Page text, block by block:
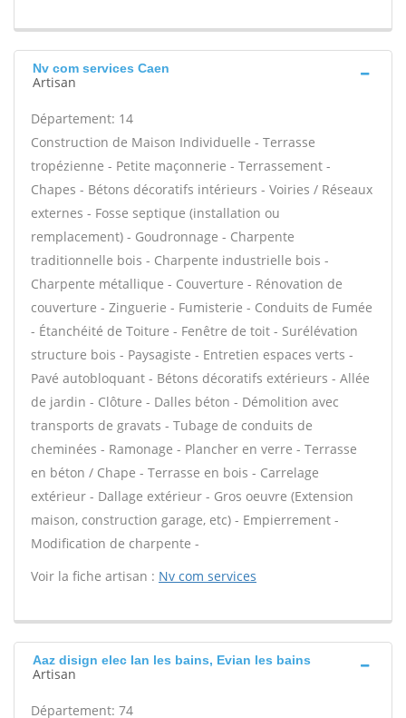
Nv com services Caen
Artisan
Département: 14
Construction de Maison Individuelle - Terrasse
tropézienne - Petite maçonnerie - Terrassement -
Chapes - Bétons décoratifs intérieurs - Voiries / Réseaux
externes - Fosse septique (installation ou
remplacement) - Goudronnage - Charpente
traditionnelle bois - Charpente industrielle bois -
Charpente métallique - Couverture - Rénovation de
couverture - Zinguerie - Fumisterie - Conduits de Fumée
- Étanchéité de Toiture - Fenêtre de toit - Surélévation
structure bois - Paysagiste - Entretien espaces verts -
Pavé autobloquant - Bétons décoratifs extérieurs - Allée
de jardin - Clôture - Dalles béton - Démolition avec
transports de gravats - Tubage de conduits de
cheminées - Ramonage - Plancher en verre - Terrasse
en béton / Chape - Terrasse en bois - Carrelage
extérieur - Dallage extérieur - Gros oeuvre (Extension
maison, construction garage, etc) - Empierrement -
Modification de charpente -
Voir la fiche artisan : Nv com services
Aaz disign elec Ian les bains, Evian les bains
Artisan
Département: 74